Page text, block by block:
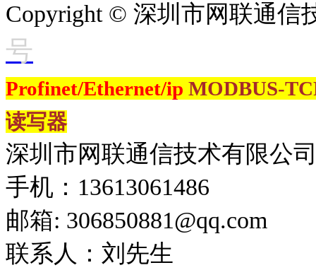
Copyright © 深圳市网联通
号
Profinet/Ethernet/ip MODBUS-
读写器
深圳市网联通信技术有限公
手机：13613061486
邮箱: 306850881​@qq.com
联系人：刘先生